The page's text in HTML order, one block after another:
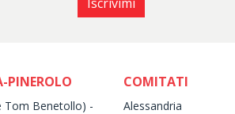
PINEROLO
Tom Benetollo) -
COMITATI
Alessandria